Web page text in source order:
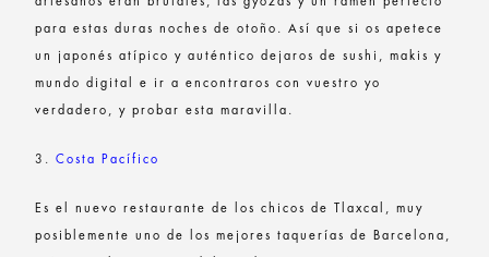
para estas duras noches de otoño. Así que si os apetece
un japonés atípico y auténtico dejaros de sushi, makis y
mundo digital e ir a encontraros con vuestro yo
verdadero, y probar esta maravilla.
3.Costa Pacífico
Es el nuevo restaurante de los chicos de Tlaxcal, muy
posiblemente uno de los mejores taquerías de Barcelona,